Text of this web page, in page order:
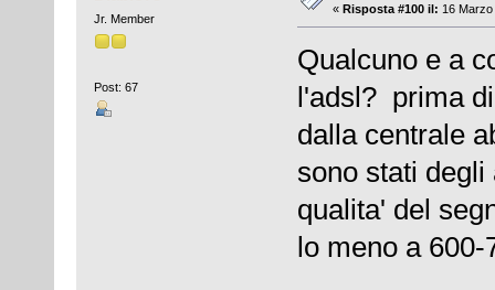
Jr. Member
Post: 67
« Risposta #100 il: 16
Qualcuno e a
l'adsl? prima
dalla centrale
sono stati
qualita' del
lo meno a 600-